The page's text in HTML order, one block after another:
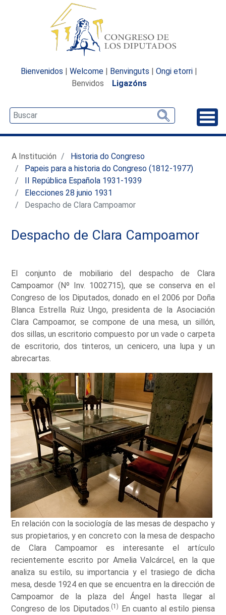
Bienvenidos | Welcome | Benvinguts | Ongi etorri |
Benvidos Ligazóns
A Institución
Historia do Congreso
Papeis para a historia do Congreso (1812-1977)
II República Española 1931-1939
Elecciones 28 junio 1931
Despacho de Clara Campoamor
Despacho de Clara Campoamor
El conjunto de mobiliario del despacho de Clara
Campoamor (Nº Inv. 1002715), que se conserva en el
Congreso de los Diputados, donado en el 2006 por Doña
Blanca Estrella Ruiz Ungo, presidenta de la Asociación
Clara Campoamor, se compone de una mesa, un sillón,
dos sillas, un escritorio compuesto por un vade o carpeta
de escritorio, dos tinteros, un cenicero, una lupa y un
abrecartas.
En relación con la sociología de las mesas de despacho y
sus propietarios, y en concreto con la mesa de despacho
de Clara Campoamor es interesante el artículo
recientemente escrito por Amelia Valcárcel, en la que
analiza su estilo, su importancia y el trasiego de dicha
mesa, desde 1924 en que se encuentra en la dirección de
Campoamor de la plaza del Ángel hasta llegar al
Congreso de los Diputados. (1) En cuanto al estilo piensa